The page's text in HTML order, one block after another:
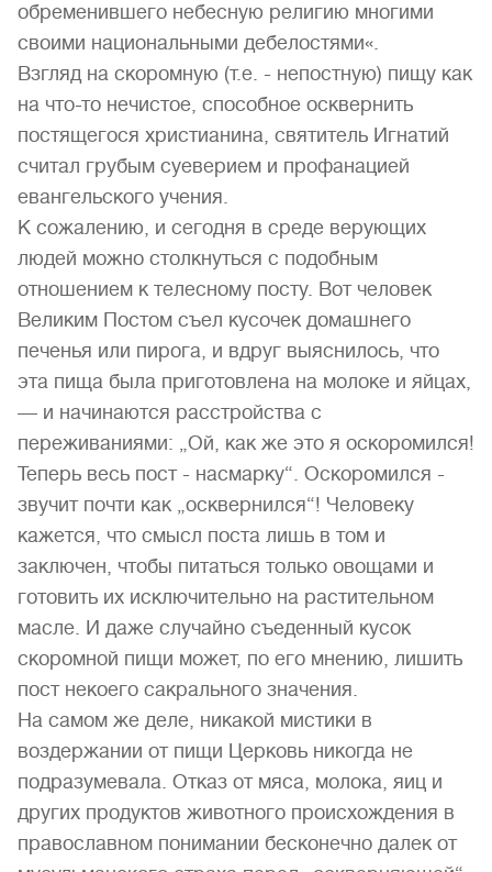
обременившего небесную религию многими
своими национальными дебелостями«.
Взгляд на скоромную (т.е. - непостную) пищу как
на что-то нечистое, способное осквернить
постящегося христианина, святитель Игнатий
считал грубым суеверием и профанацией
евангельского учения.
К сожалению, и сегодня в среде верующих
людей можно столкнуться с подобным
отношением к телесному посту. Вот человек
Великим Постом съел кусочек домашнего
печенья или пирога, и вдруг выяснилось, что
эта пища была приготовлена на молоке и яйцах,
— и начинаются расстройства с
переживаниями: „Ой, как же это я оскоромился!
Теперь весь пост - насмарку“. Оскоромился -
звучит почти как „осквернился“! Человеку
кажется, что смысл поста лишь в том и
заключен, чтобы питаться только овощами и
готовить их исключительно на растительном
масле. И даже случайно съеденный кусок
скоромной пищи может, по его мнению, лишить
пост некоего сакрального значения.
На самом же деле, никакой мистики в
воздержании от пищи Церковь никогда не
подразумевала. Отказ от мяса, молока, яиц и
других продуктов животного происхождения в
православном понимании бесконечно далек от